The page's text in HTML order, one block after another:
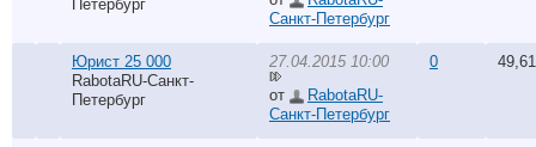
Петербург
Санкт-Петербург
Юрист 25 000
RabotaRU-Санкт-
Петербург
27.04.2015 10:00
от
RabotaRU-
Санкт-Петербург
0